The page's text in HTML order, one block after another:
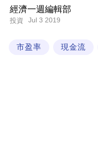
業
經濟一週編輯部
投資 Jul 3 2019
市盈率 現金流